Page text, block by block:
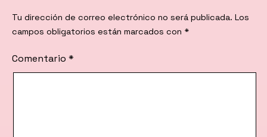
Tu dirección de correo electrónico no será publicada. Los
campos obligatorios están marcados con *
Comentario *